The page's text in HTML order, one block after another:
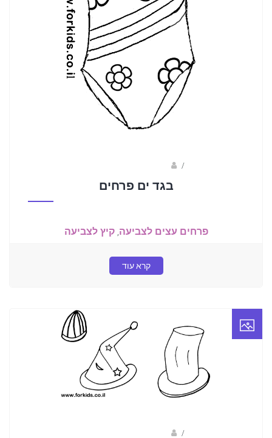
/
בגד ים פרחים
פרחים עצים לצביעה,קיץ לצביעה
קרא עוד
/